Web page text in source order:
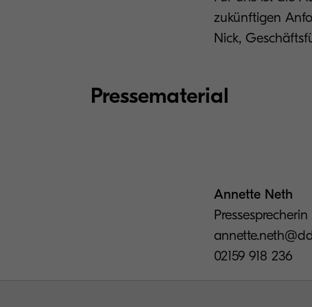
zukünftigen
Nick,
Pressematerial
Annette Neth
Pressesprecherin
02159 918 236